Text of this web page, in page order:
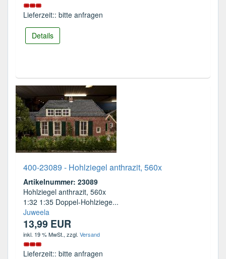
Lieferzeit:: bitte anfragen
Details
400-23089 - Hohlziegel anthrazit, 560x
Artikelnummer: 23089
Hohlziegel anthrazit, 560x
1:32 1:35 Doppel-Hohlziege...
Juweela
13,99 EUR
inkl. 19 % MwSt., zzgl. Versand
Lieferzeit:: bitte anfragen